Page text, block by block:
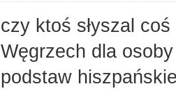
czy ktoś słyszal
Węgrzech dla
podstaw